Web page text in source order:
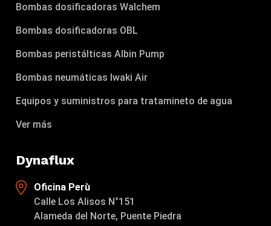
Bombas dosificadoras Walchem
Bombas dosificadoras OBL
Bombas peristálticas Albin Pump
Bombas neumáticas Iwaki Air
Equipos y suministros para tratamineto de agua
Ver más
Dynaflux
Oficina Perù
Calle Los Alisos N°151
Alameda del Norte, Puente Piedra